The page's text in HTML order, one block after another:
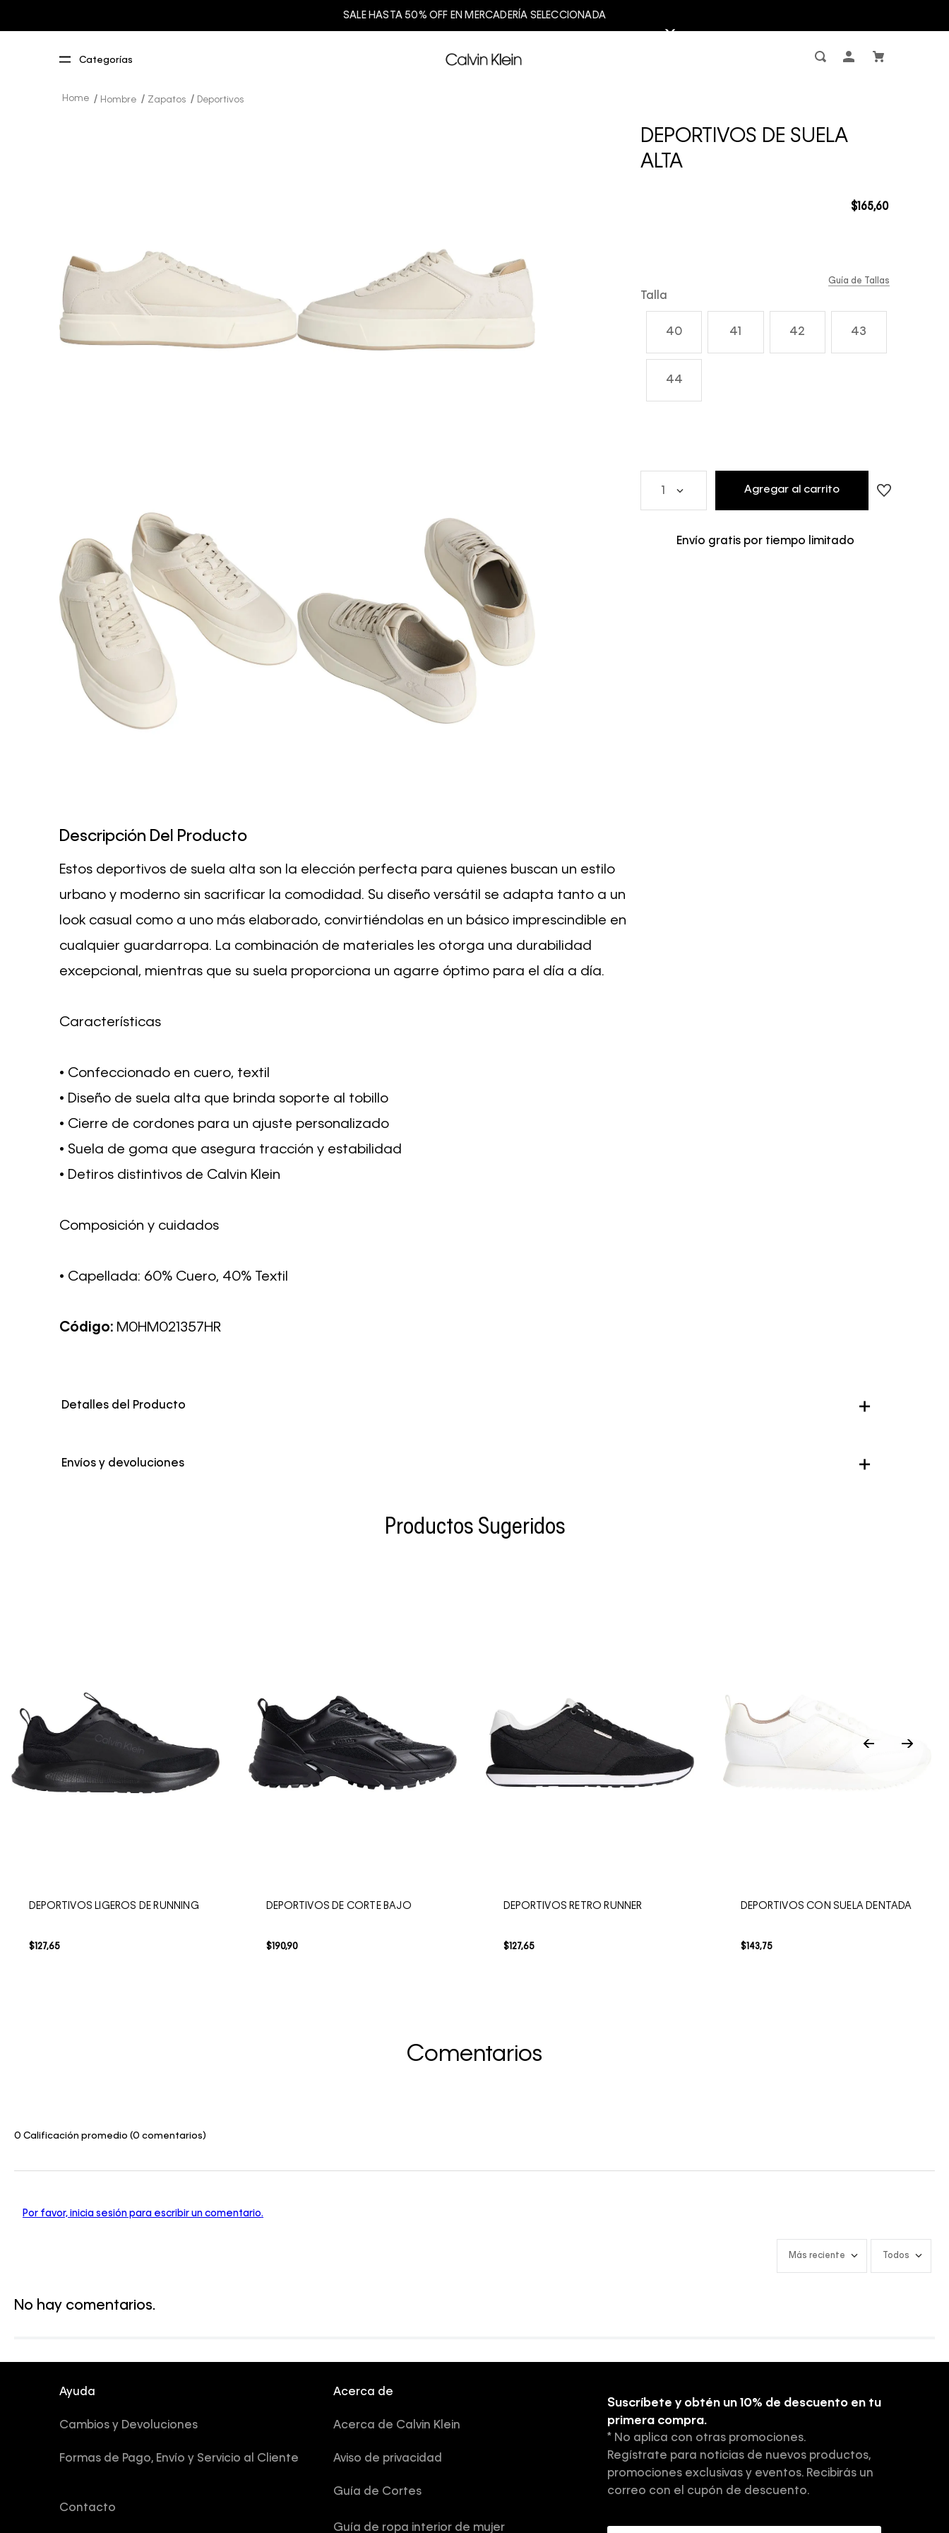
SALE HASTA 50% OFF EN MERCADERÍA SELECCIONADA
Hombre Zapatos Deportivos
DEPORTIVOS DE SUELA
ALTA
$165,60
Talla
40 41 42 43
44
Guía de Tallas
Agregar al carrito
Envío gratis por tiempo limitado
Descripción Del Producto
Estos deportivos de suela alta son la elección perfecta para quienes buscan un estilo
urbano y moderno sin sacrificar la comodidad. Su diseño versátil se adapta tanto a un
look casual como a uno más elaborado, convirtiéndolas en un básico imprescindible en
cualquier guardarropa. La combinación de materiales les otorga una durabilidad
excepcional, mientras que su suela proporciona un agarre óptimo para el día a día.
Características
• Confeccionado en cuero, textil
• Diseño de suela alta que brinda soporte al tobillo
• Cierre de cordones para un ajuste personalizado
• Suela de goma que asegura tracción y estabilidad
• Detiros distintivos de Calvin Klein
Composición y cuidados
• Capellada: 60% Cuero, 40% Textil
Código: M0HM021357HR
Detalles del Producto
Envíos y devoluciones
Productos Sugeridos
DEPORTIVOS LIGEROS DE RUNNING
$127,65
DEPORTIVOS DE CORTE BAJO
$190,90
DEPORTIVOS RETRO RUNNER
$127,65
DEPORTIVOS CON SUELA DENTADA
$143,75
Comentarios
0 Calificación promedio (0 comentarios)
Por favor, inicia sesión para escribir un comentario.
Más reciente Todos
No hay comentarios.
Ayuda
Cambios y Devoluciones
Formas de Pago, Envío y Servicio al Cliente
Contacto
Acerca de
Acerca de Calvin Klein
Aviso de privacidad
Guía de Cortes
Guía de ropa interior de mujer
Suscríbete y obtén un 10% de descuento en tu
primera compra.
* No aplica con otras promociones.
Regístrate para noticias de nuevos productos,
promociones exclusivas y eventos. Recibirás un
correo con el cupón de descuento.